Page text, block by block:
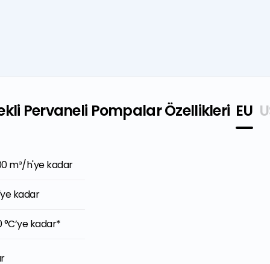
Pervaneli Pompalar Özellikleri EU
m³/h'ye kadar
kadar
°C’ye kadar*
GPM'e kadar
ft'e kadar
kadar*